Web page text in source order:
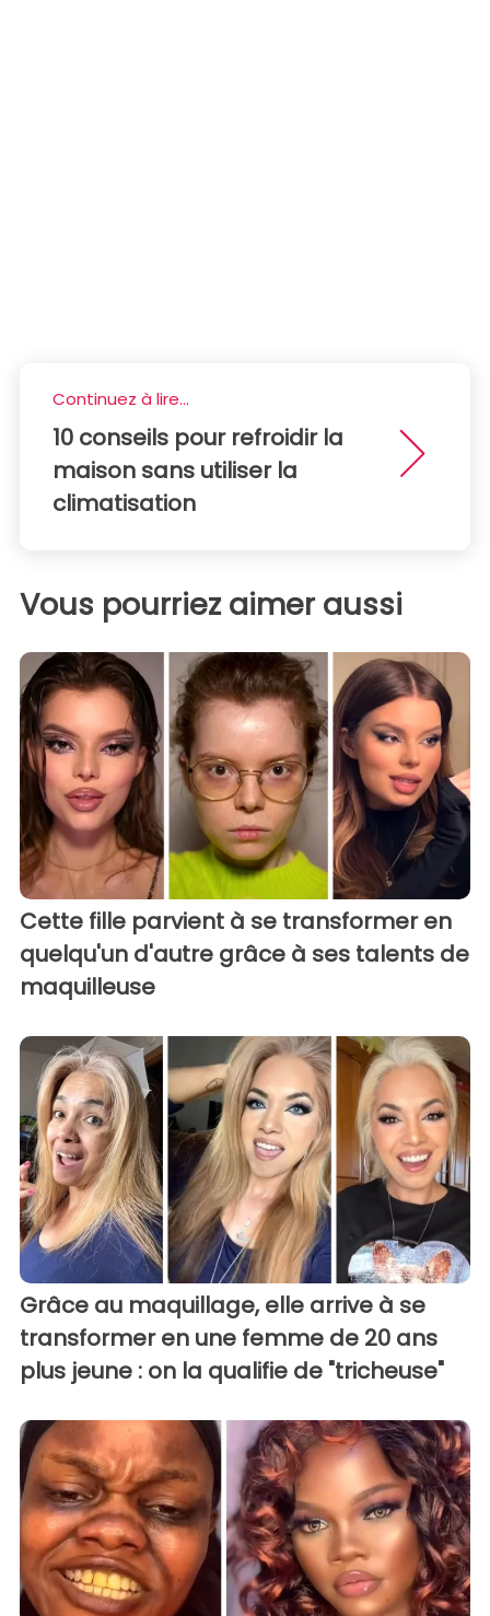
Continuez à lire...
10 conseils pour refroidir la
maison sans utiliser la
climatisation
Vous pourriez aimer aussi
Cette fille parvient à se transformer en
quelqu'un d'autre grâce à ses talents de
maquilleuse
Grâce au maquillage, elle arrive à se
transformer en une femme de 20 ans
plus jeune : on la qualifie de "tricheuse"